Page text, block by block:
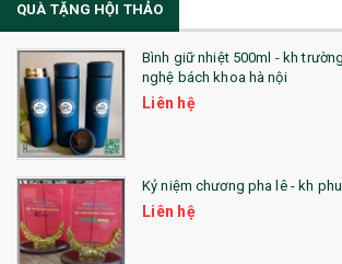
22. ĐỒNG HỒ ĐỂ BÀN
23. QÙA TẶNG ĐỘC ĐÁO
24. QÙA TẶNG PHA LÊ
25. QUÀ TẶNG GLASSLOCK
26. QUÀ TẶNG LUMINARC
28. BỘ ĐỒ ĂN CAO CẤP
QUÀ TẶNG HỘI THẢO
Bình giữ nhiệt 500ml - kh
nghệ bách khoa hà nội
Liên hệ
Kỷ niệm chương pha lê - kh
Liên hệ